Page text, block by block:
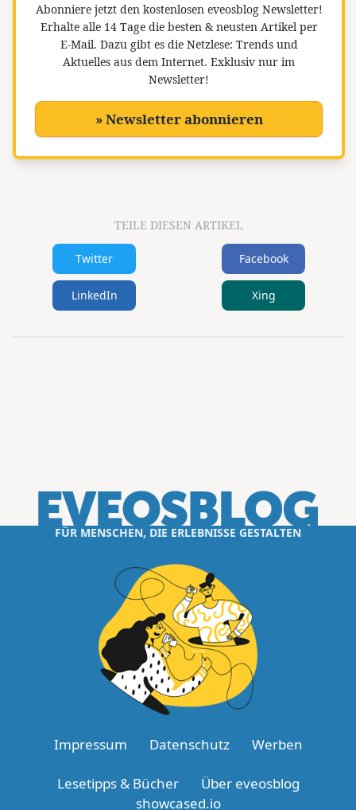
Abonniere jetzt den kostenlosen eveosblog Newsletter!
Erhalte alle 14 Tage die besten & neusten Artikel per
E-Mail. Dazu gibt es die Netzlese: Trends und
Aktuelles aus dem Internet. Exklusiv nur im
Newsletter!
» Newsletter abonnieren
TEILE DIESEN ARTIKEL
Twitter Facebook
LinkedIn Xing
FÜR MENSCHEN, DIE ERLEBNISSE GESTALTEN
Impressum Datenschutz Werben
Lesetipps & Bücher
Über eveosblog
showcased.io